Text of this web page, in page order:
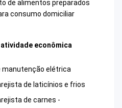
de alimentos preparados
consumo domiciliar
econômica
manutenção elétrica
de laticínios e frios
de carnes -